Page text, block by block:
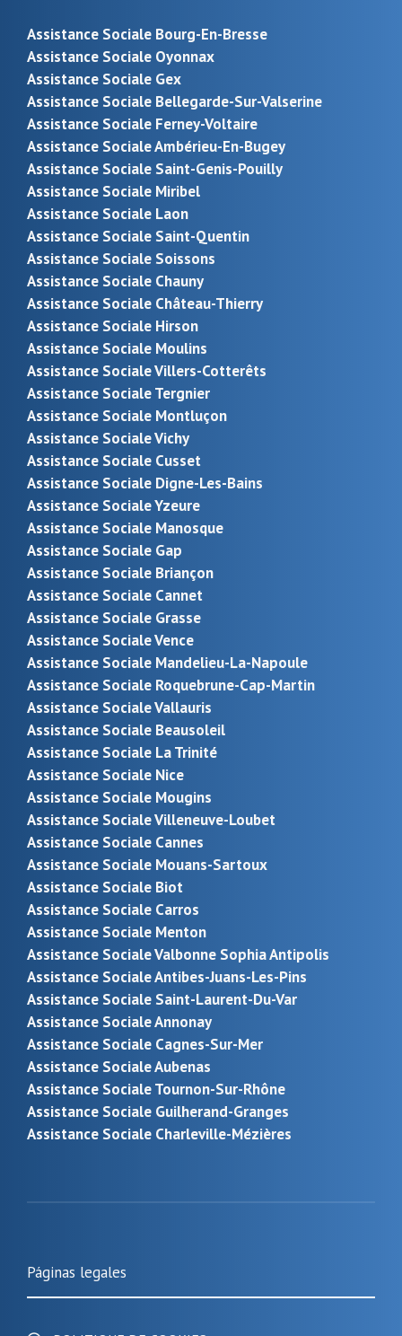
Assistance Sociale Bourg-En-Bresse
Assistance Sociale Oyonnax
Assistance Sociale Gex
Assistance Sociale Bellegarde-Sur-Valserine
Assistance Sociale Ferney-Voltaire
Assistance Sociale Ambérieu-En-Bugey
Assistance Sociale Saint-Genis-Pouilly
Assistance Sociale Miribel
Assistance Sociale Laon
Assistance Sociale Saint-Quentin
Assistance Sociale Soissons
Assistance Sociale Chauny
Assistance Sociale Château-Thierry
Assistance Sociale Hirson
Assistance Sociale Moulins
Assistance Sociale Villers-Cotterêts
Assistance Sociale Tergnier
Assistance Sociale Montluçon
Assistance Sociale Vichy
Assistance Sociale Cusset
Assistance Sociale Digne-Les-Bains
Assistance Sociale Yzeure
Assistance Sociale Manosque
Assistance Sociale Gap
Assistance Sociale Briançon
Assistance Sociale Cannet
Assistance Sociale Grasse
Assistance Sociale Vence
Assistance Sociale Mandelieu-La-Napoule
Assistance Sociale Roquebrune-Cap-Martin
Assistance Sociale Vallauris
Assistance Sociale Beausoleil
Assistance Sociale La Trinité
Assistance Sociale Nice
Assistance Sociale Mougins
Assistance Sociale Villeneuve-Loubet
Assistance Sociale Cannes
Assistance Sociale Mouans-Sartoux
Assistance Sociale Biot
Assistance Sociale Carros
Assistance Sociale Menton
Assistance Sociale Valbonne Sophia Antipolis
Assistance Sociale Antibes-Juans-Les-Pins
Assistance Sociale Saint-Laurent-Du-Var
Assistance Sociale Annonay
Assistance Sociale Cagnes-Sur-Mer
Assistance Sociale Aubenas
Assistance Sociale Tournon-Sur-Rhône
Assistance Sociale Guilherand-Granges
Assistance Sociale Charleville-Mézières
Páginas legales